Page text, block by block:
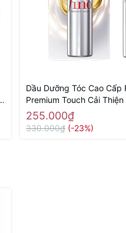
Dầu Dưỡng Tóc Cao Cấp
Premium Touch Cải
70ml - Hàng Nhật nội địa
255.000₫
330.000₫ (-23%)